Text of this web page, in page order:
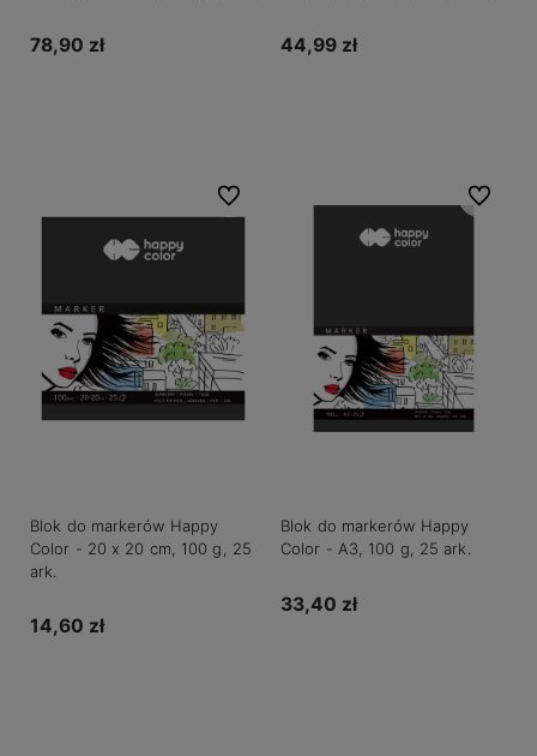
78,90 zł 44,99 zł
Blok do markerów Happy
Color - 20 x 20 cm, 100 g, 25
ark.
14,60 zł
Do ulubionych
Blok do markerów Happy
Color - A3, 100 g, 25 ark.
33,40 zł
Do